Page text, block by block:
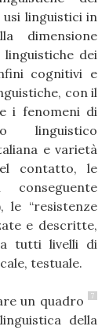
linguistici in
dimensione
dei
cognitivi e
con il
i fenomeni di
linguistico
e varietà
contatto, le
le “resistenze
e descritte,
a tutti livelli di
testuale.
7
un quadro
della